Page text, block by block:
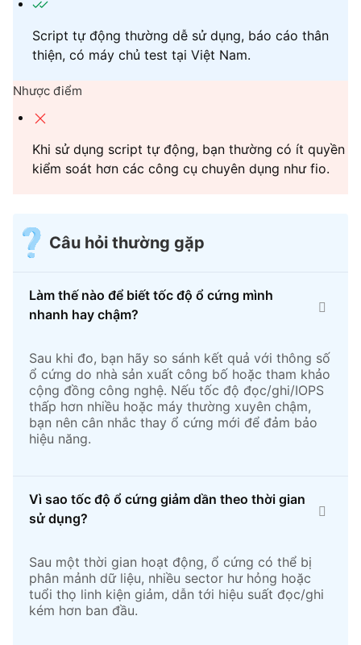
Script tự động thường dễ sử dụng, báo cáo thân
thiện, có máy chủ test tại Việt Nam.
Nhược điểm
Khi sử dụng script tự động, bạn thường có ít quyền
kiểm soát hơn các công cụ chuyên dụng như fio.
Câu hỏi thường gặp
Làm thế nào để biết tốc độ ổ cứng mình
nhanh hay chậm?
Sau khi đo, bạn hãy so sánh kết quả với thông số
ổ cứng do nhà sản xuất công bố hoặc tham khảo
cộng đồng công nghệ. Nếu tốc độ đọc/ghi/IOPS
thấp hơn nhiều hoặc máy thường xuyên chậm,
bạn nên cân nhắc thay ổ cứng mới để đảm bảo
hiệu năng.
Vì sao tốc độ ổ cứng giảm dần theo thời gian
sử dụng?
Sau một thời gian hoạt động, ổ cứng có thể bị
phân mảnh dữ liệu, nhiều sector hư hỏng hoặc
tuổi thọ linh kiện giảm, dẫn tới hiệu suất đọc/ghi
kém hơn ban đầu.